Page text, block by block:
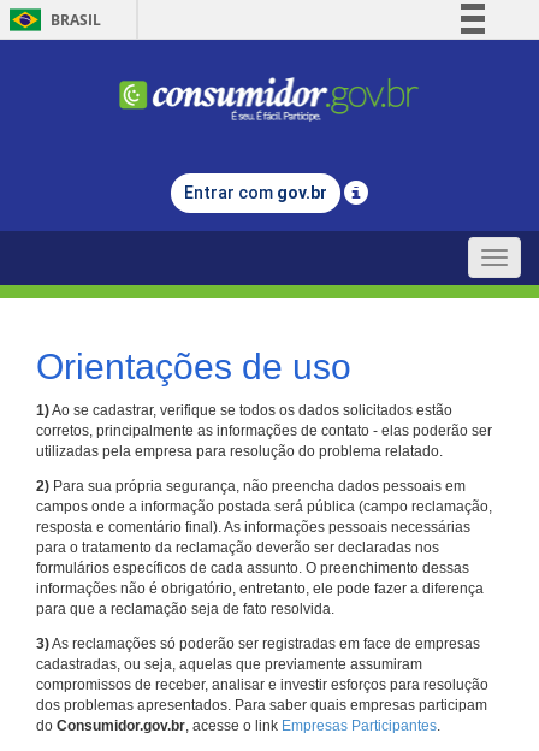
BRASIL
Comunica BR
Legislação
Entrar com gov.br
Toggle
Orientações de uso
1)Ao se cadastrar, verifique se todos os dados solicitados estão
corretos, principalmente as informações de contato - elas poderão ser
utilizadas pela empresa para resolução do problema relatado.
2) Para sua própria segurança, não preencha dados pessoais em
campos onde a informação postada será pública (campo reclamação,
resposta e comentário final). As informações pessoais necessárias
para o tratamento da reclamação deverão ser declaradas nos
formulários específicos de cada assunto. O preenchimento dessas
informações não é obrigatório, entretanto, ele pode fazer a diferença
para que a reclamação seja de fato resolvida.
3)As reclamações só poderão ser registradas em face de empresas
cadastradas, ou seja, aquelas que previamente assumiram
compromissos de receber, analisar e investir esforços para resolução
dos problemas apresentados. Para saber quais empresas participam
do Consumidor.gov.br, acesse o link Empresas Participantes.